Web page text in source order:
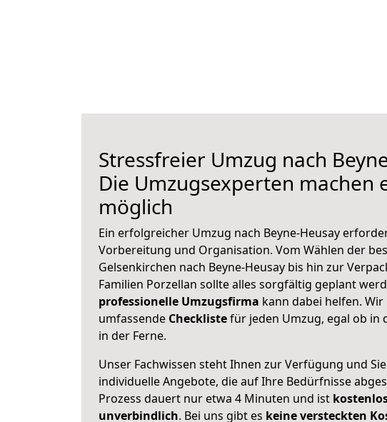
Stressfreier Umzug nach
Die Umzugsexperten machen
möglich
Ein erfolgreicher Umzug nach Beyne-Heusay
Vorbereitung und Organisation. Vom Wählen der
Gelsenkirchen nach Beyne-Heusay bis hin zur
Familien Porzellan sollte alles sorgfältig geplant
professionelle Umzugsfirma kann dabei helfen.
umfassende Checklistefür jeden Umzug, egal ob in
in der Ferne.
Unser Fachwissen steht Ihnen zur Verfügung und
individuelle Angebote, die auf Ihre Bedürfnisse
Prozess dauert nur etwa 4 Minuten und ist
unverbindlich. Bei uns gibt es keine versteckten